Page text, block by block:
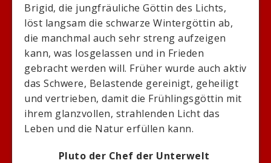
Brigid, die jungfräuliche Göttin des Lichts,
löst langsam die schwarze Wintergöttin ab,
die manchmal auch sehr streng aufzeigen
kann, was losgelassen und in Frieden
gebracht werden will. Früher wurde auch aktiv
das Schwere, Belastende gereinigt, geheiligt
und vertrieben, damit die Frühlingsgöttin mit
ihrem glanzvollen, strahlenden Licht das
Leben und die Natur erfüllen kann.
Pluto der Chef der Unterwelt